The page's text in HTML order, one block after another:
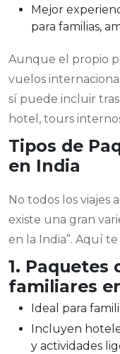
Mejor
para familias,
Aunque el propio
vuelos
sí puede incluir
hotel, tours
Tipos de
en India
No todos los viajes
existe una gran
en la India”. Aquí
1. Paquetes
familiares
Ideal para
Incluyen
y actividades